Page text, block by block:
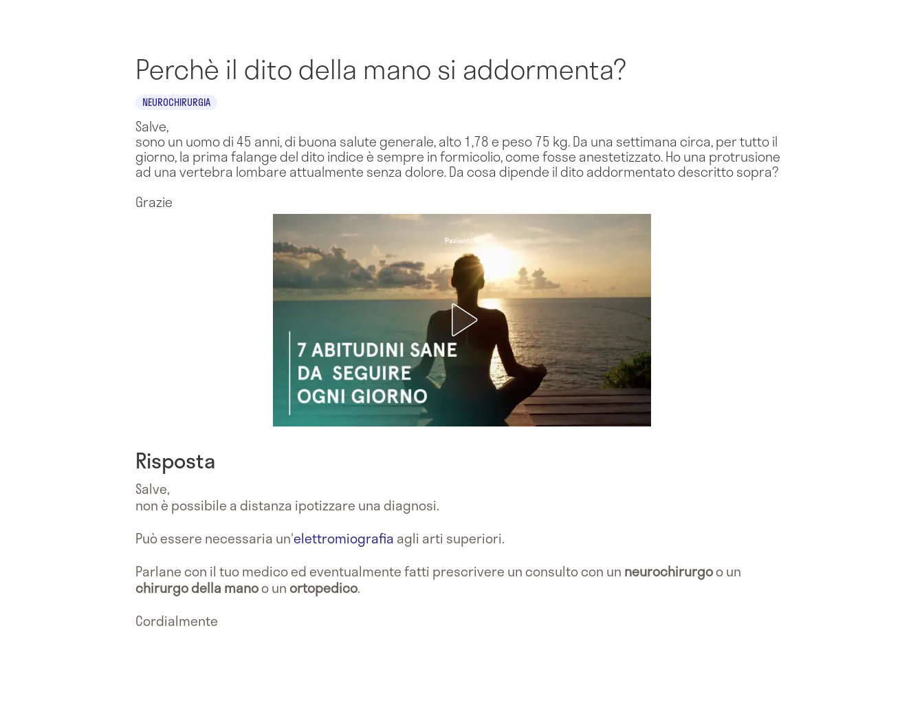
Perchè il dito della mano si addormenta?
NEUROCHIRURGIA
Salve,
sono un uomo di 45 anni, di buona salute generale, alto 1,78 e peso 75 kg. Da una settimana circa, per tutto il
giorno, la prima falange del dito indice è sempre in formicolio, come fosse anestetizzato. Ho una protrusione
ad una vertebra lombare attualmente senza dolore. Da cosa dipende il dito addormentato descritto sopra?
Grazie
Risposta
Salve,
non è possibile a distanza ipotizzare una diagnosi.
Può essere necessaria un'elettromiografia agli arti superiori.
Parlane con il tuo medico ed eventualmente fatti prescrivere un consulto con un neurochirurgoo un
chirurgo della manoo unortopedico.
Cordialmente